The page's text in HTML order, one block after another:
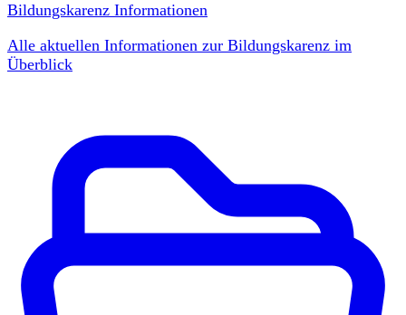
Bildungskarenz Informationen
Alle aktuellen Informationen zur Bildungskarenz im
Überblick